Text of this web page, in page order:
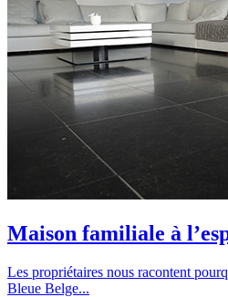
Maison familiale à
Les propriétaires nous racontent
Bleue Belge...